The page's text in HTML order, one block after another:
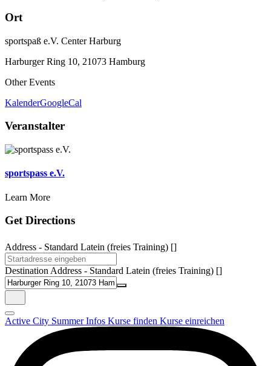
Ort
sportspaß e.V. Center Harburg
Harburger Ring 10, 21073 Hamburg
Other Events
KalenderGoogleCal
Veranstalter
sportspass e.V.
Learn More
Get Directions
Address - Standard Latein (freies Training) []
Destination Address - Standard Latein (freies Training) []
Active City SummerInfos Kurse finden Kurse einreichen